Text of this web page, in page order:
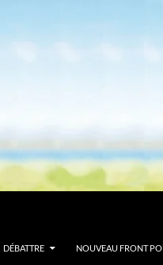
DÉBATTRE NOUVEAU FRONT